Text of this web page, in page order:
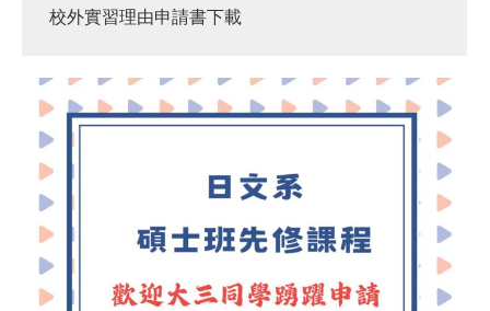
校外實習理由申請書下載